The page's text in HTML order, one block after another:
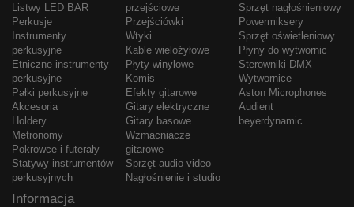
Listwy LED BAR
Perkusje
Instrumenty
perkusyjne
Etniczne instrumenty
perkusyjne
Pałki perkusyjne
Akcesoria
Holdery
Metronomy
Pokrowce i futerały
Statywy instrumentów
perkusyjnych
przejściowe
Przejściówki
Wtyki
Kable wielożyłowe
Płyty winylowe
Komis
Efekty gitarowe
Gitary elektryczne
Gitary basowe
Wzmacniacze
gitarowe
Sprzęt audio-video
Nagłośnienie i studio
Sprzęt nagłośnieniowy
Powermiksery
Sprzęt oświetleniowy
Płyny do wytwornic
Sterowniki DMX
Wytwornice
Aston Microphones
Audient
beyerdynamic
Informacja